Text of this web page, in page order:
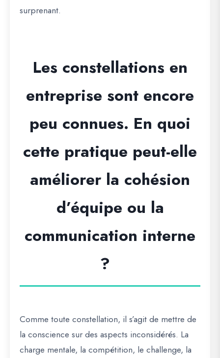
surprenant.
Les constellations en
entreprise sont encore
peu connues. En quoi
cette pratique peut-elle
améliorer la cohésion
d’équipe ou la
communication interne
?
Comme toute constellation, il s’agit de mettre de
la conscience sur des aspects inconsidérés. La
charge mentale, la compétition, le challenge, la